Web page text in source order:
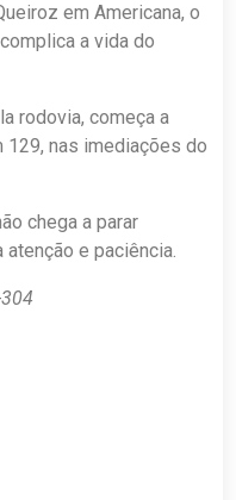
em Americana, o
a vida do
rodovia, começa a
129, nas imediações do
chega a parar
e paciência.